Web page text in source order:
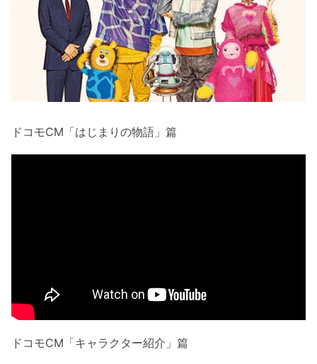
ドコモCM「はじまりの物語」篇
ドコモCM「キャラクター紹介」篇